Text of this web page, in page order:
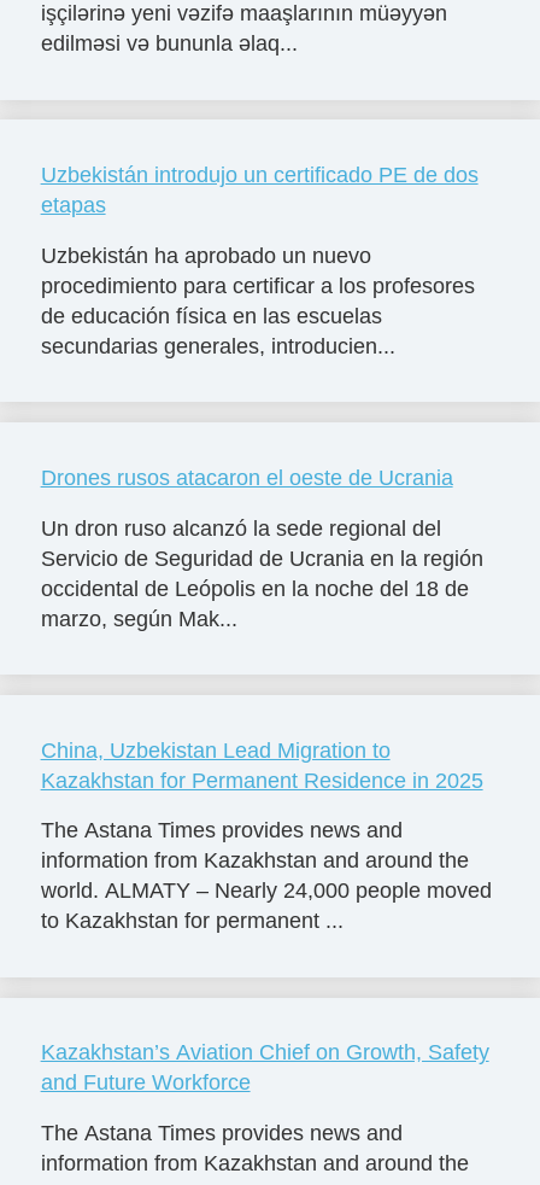
işçilərinə yeni vəzifə maaşlarının müəyyən
edilməsi və bununla əlaq...
Uzbekistán introdujo un certificado PE de dos
etapas
Uzbekistán ha aprobado un nuevo
procedimiento para certificar a los profesores
de educación física en las escuelas
secundarias generales, introducien...
Drones rusos atacaron el oeste de Ucrania
Un dron ruso alcanzó la sede regional del
Servicio de Seguridad de Ucrania en la región
occidental de Leópolis en la noche del 18 de
marzo, según Mak...
China, Uzbekistan Lead Migration to
Kazakhstan for Permanent Residence in 2025
The Astana Times provides news and
information from Kazakhstan and around the
world. ALMATY – Nearly 24,000 people moved
to Kazakhstan for permanent ...
Kazakhstan’s Aviation Chief on Growth, Safety
and Future Workforce
The Astana Times provides news and
information from Kazakhstan and around the